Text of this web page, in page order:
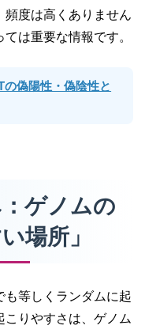
頻度は高くありません
は重要な情報です。
偽陽性・偽陰性と
ゲノムの
場所」
も等しくランダムに起
こりやすさは、ゲノム